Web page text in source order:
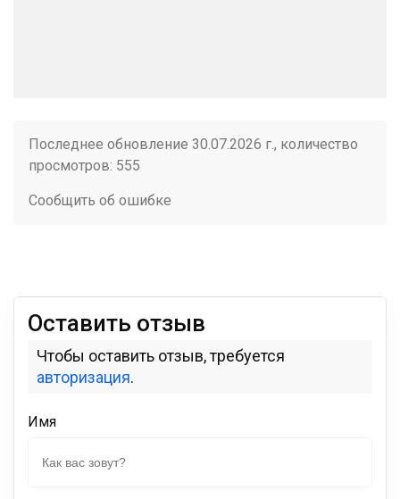
Последнее обновление 30.07.2026 г., количество
просмотров: 555
Сообщить об ошибке
Оставить отзыв
Чтобы оставить отзыв, требуется
авторизация.
Имя